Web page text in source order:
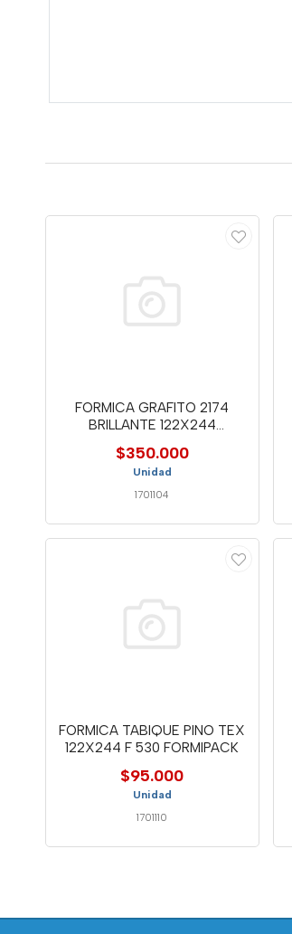
FORMICA GRAFITO 2174
BRILLANTE 122X244
LAMITECH
$350.000
Unidad
1701104
FORMICA TABIQUE PINO TEX
122X244 F 530 FORMIPACK
$95.000
Unidad
1701110